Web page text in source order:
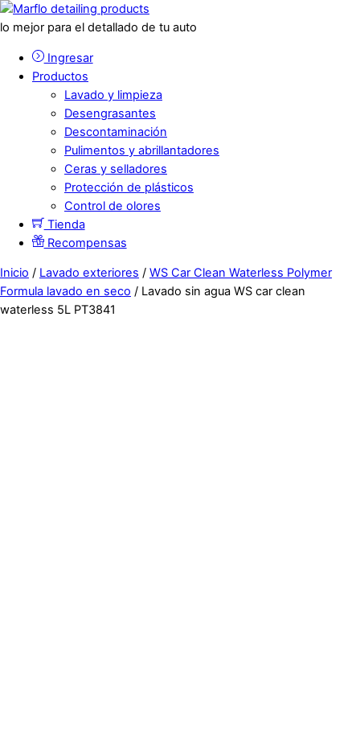
lo mejor para el detallado de tu auto
Ingresar
Productos
Lavado y limpieza
Desengrasantes
Descontaminación
Pulimentos y abrillantadores
Ceras y selladores
Protección de plásticos
Control de olores
Tienda
Recompensas
Inicio / Lavado exteriores / WS Car Clean Waterless Polymer
Formula lavado en seco / Lavado sin agua WS car clean
waterless 5L PT3841